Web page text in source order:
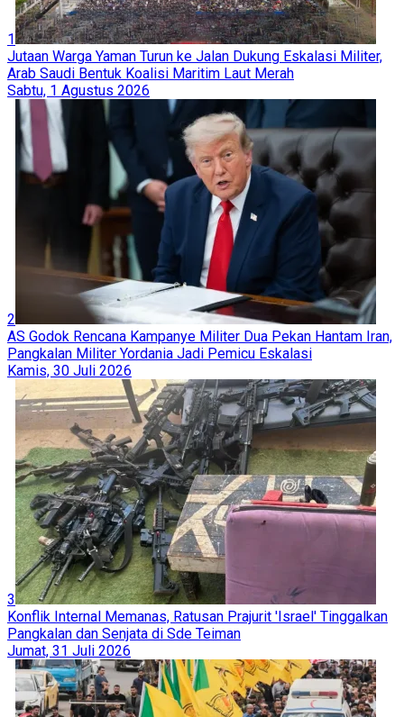
1
Jutaan Warga Yaman Turun ke Jalan Dukung Eskalasi Militer,
Arab Saudi Bentuk Koalisi Maritim Laut Merah
Sabtu, 1 Agustus 2026
2
AS Godok Rencana Kampanye Militer Dua Pekan Hantam Iran,
Pangkalan Militer Yordania Jadi Pemicu Eskalasi
Kamis, 30 Juli 2026
3
Konflik Internal Memanas, Ratusan Prajurit 'Israel' Tinggalkan
Pangkalan dan Senjata di Sde Teiman
Jumat, 31 Juli 2026